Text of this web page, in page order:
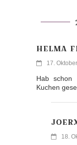
HELMA
17.
Hab schon
Kuchen
18.